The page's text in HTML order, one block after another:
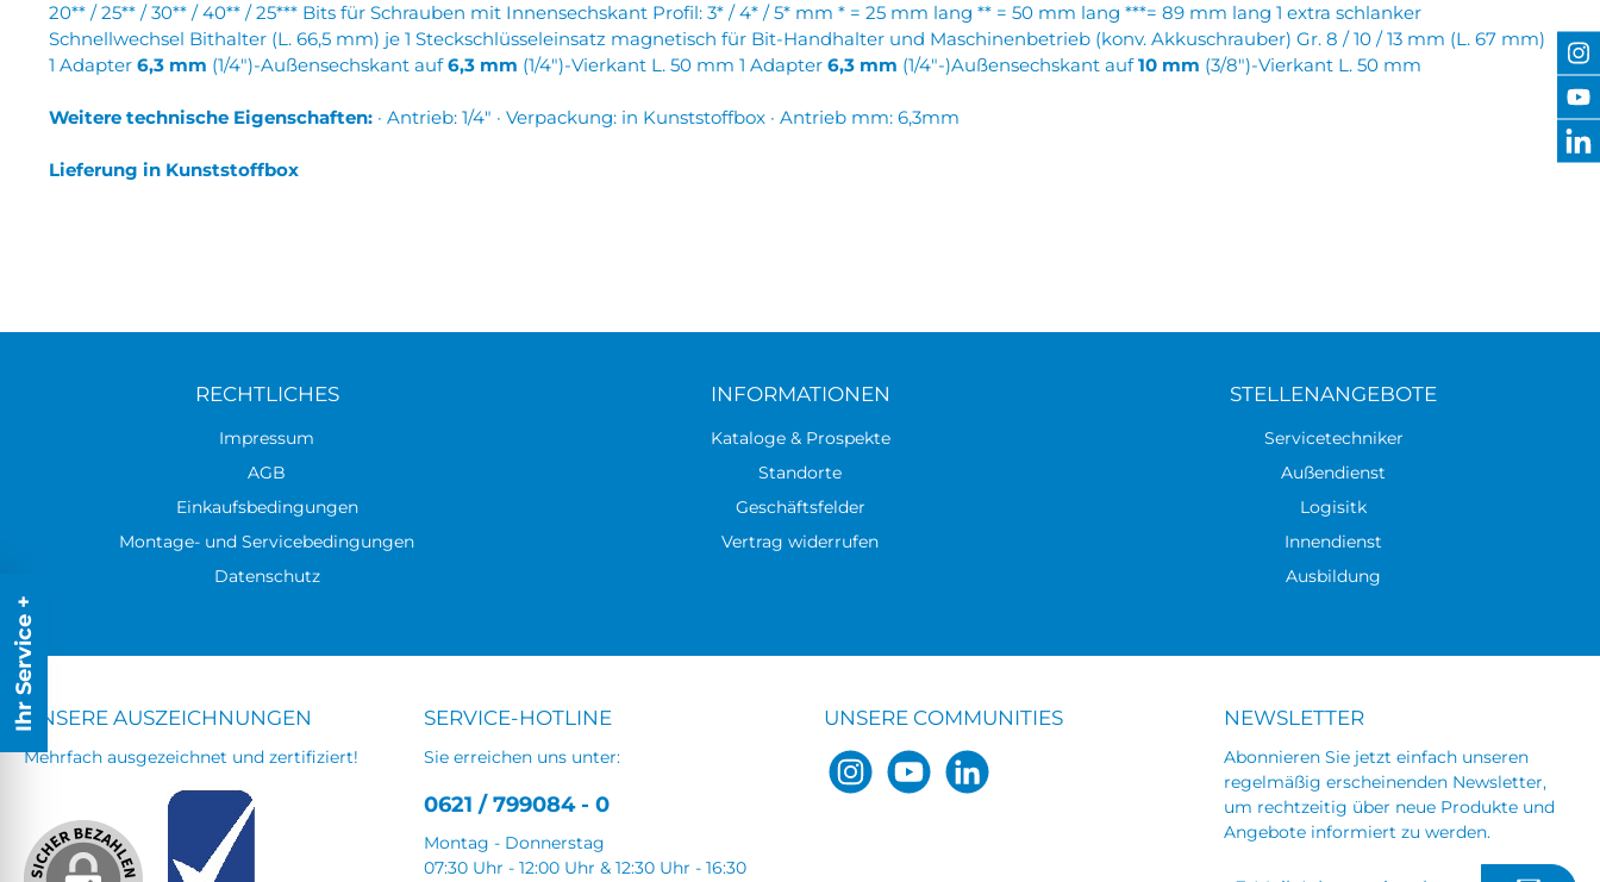
20** / 25** / 30** / 40** / 25*** Bits für Schrauben mit Innensechskant Profil: 3* / 4* / 5* mm * = 25 mm lang ** = 50 mm lang ***= 89 mm lang 1 extra schlanker
Schnellwechsel Bithalter (L. 66,5 mm) je 1 Steckschlüsseleinsatz magnetisch für Bit-Handhalter und Maschinenbetrieb (konv. Akkuschrauber) Gr. 8 / 10 / 13 mm (L. 67 mm)
1 Adapter 6,3 mm (1/4″)-Außensechskant auf6,3 mm (1/4″)-Vierkant L. 50 mm 1 Adapter 6,3 mm (1/4″-)Außensechskant auf10 mm (3/8″)-Vierkant L. 50 mm
Weitere technische Eigenschaften: · Antrieb: 1/4″ · Verpackung: in Kunststoffbox · Antrieb mm: 6,3mm
Lieferung in Kunststoffbox
RECHTLICHES
Impressum
AGB
Einkaufsbedingungen
Montage- und Servicebedingungen
Datenschutz
INFORMATIONEN
Kataloge & Prospekte
Standorte
Geschäftsfelder
Vertrag widerrufen
STELLENANGEBOTE
Servicetechniker
Außendienst
Logisitk
Innendienst
Ausbildung
UNSERE AUSZEICHNUNGEN
Mehrfach ausgezeichnet und zertifiziert!
SERVICE-HOTLINE
Sie erreichen uns unter:
0621 / 799084 - 0
Montag - Donnerstag
07:30 Uhr - 12:00 Uhr & 12:30 Uhr - 16:30
UNSERE COMMUNITIES NEWSLETTER
Abonnieren Sie jetzt einfach unseren
regelmäßig erscheinenden Newsletter,
um rechtzeitig über neue Produkte und
Angebote informiert zu werden.
Ihr Service +